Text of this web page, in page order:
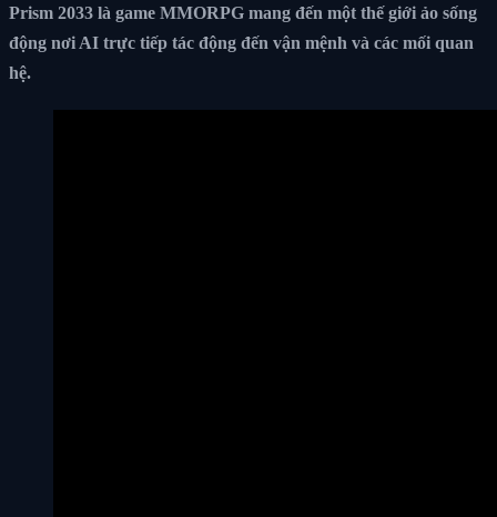
Prism 2033 là game MMORPG mang đến một thế giới ảo sống
động nơi AI trực tiếp tác động đến vận mệnh và các mối quan
hệ.